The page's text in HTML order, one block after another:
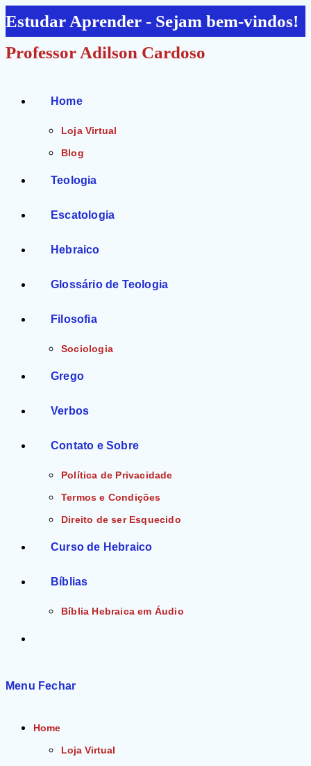
Ir
para
o
Estudar Aprender - Sejam bem-vindos!
Professor Adilson Cardoso
Home
Loja Virtual
Blog
Teologia
Escatologia
Hebraico
Glossário de Teologia
Filosofia
Sociologia
Grego
Verbos
Contato e Sobre
Política de Privacidade
Termos e Condições
Direito de ser Esquecido
Curso de Hebraico
Bíblias
Bíblia Hebraica em Áudio
Menu Fechar
Home
Loja Virtual